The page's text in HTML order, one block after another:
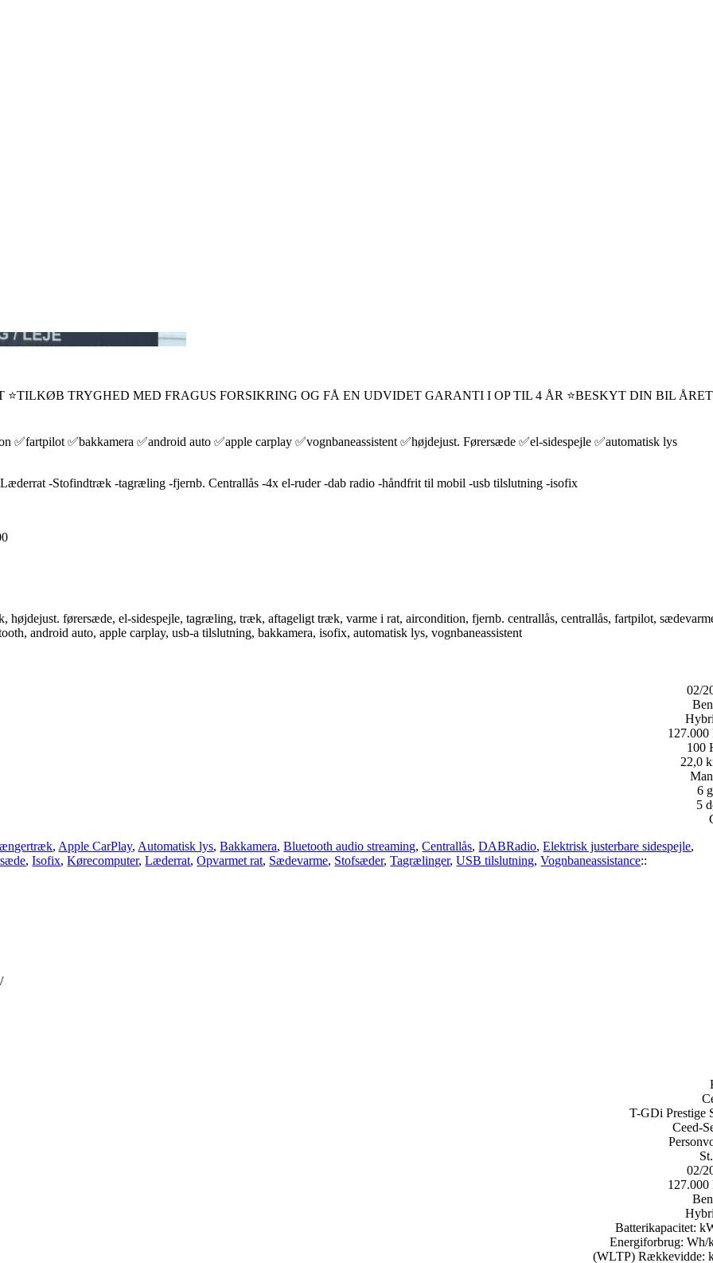
⭐TILKØB TRYGHED MED FRAGUS FORSIKRING OG FÅ EN UDVIDET GARANTI I OP TIL 4 ÅR ⭐BESKYT DIN BIL ÅRET
✅bakkamera ✅android auto ✅apple carplay ✅vognbaneassistent ✅højdejust. Førersæde ✅el-sidespejle ✅automatisk lys
-Stofindtræk -tagræling -fjernb. Centrallås -4x el-ruder -dab radio -håndfrit til mobil -usb tilslutning -isofix
førersæde, el-sidespejle, tagræling, træk, aftageligt træk, varme i rat, aircondition, fjernb. centrallås, centrallås, fartpilot,
android auto, apple carplay, usb-a tilslutning, bakkamera, isofix, automatisk lys, vognbaneassistent
02/
127.000
100
22,0
6
5
, Apple CarPlay, Automatisk lys,Bakkamera,Bluetooth audio streaming,Centrallås,DABRadio,Elektrisk justerbare sidespejle,
,Isofix,Kørecomputer,Læderrat,Opvarmet rat, Sædevarme, Stofsæder,Tagrælinger,USB tilslutning,Vognbaneassistance::
T-GDi Prestige
Ceed-
02/
127.000
Batterikapacitet:
Energiforbrug: Wh/
(WLTP) Rækkevidde: